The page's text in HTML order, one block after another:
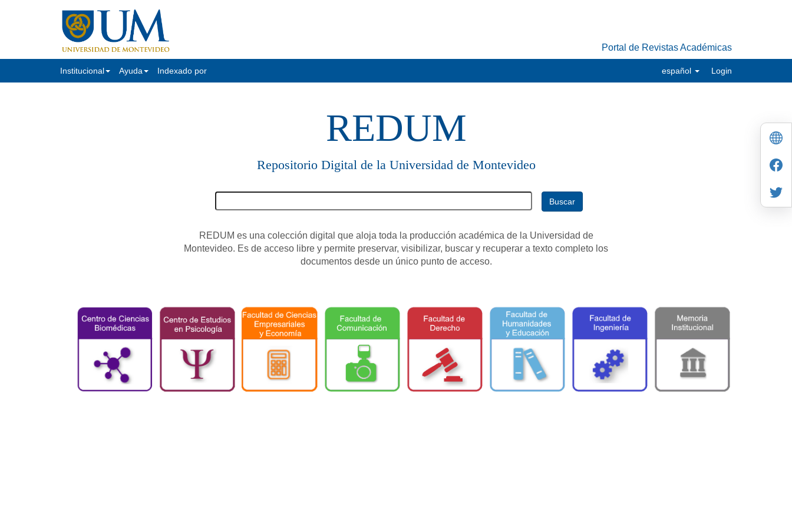
Portal de Revistas Académicas
Institucional Ayuda Indexado por español Login
REDUM
Repositorio Digital de la Universidad de Montevideo
Buscar
REDUM es una colección digital que aloja toda la producción académica de la Universidad de
Montevideo. Es de acceso libre y permite preservar, visibilizar, buscar y recuperar a texto completo los
documentos desde un único punto de acceso.